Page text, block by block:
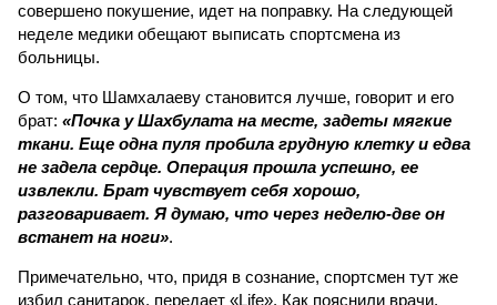
совершено покушение, идет на поправку. На следующей
неделе медики обещают выписать спортсмена из
больницы.
О том, что Шамхалаеву становится лучше, говорит и его
брат: «Почка у Шахбулата на месте, задеты мягкие
ткани. Еще одна пуля пробила грудную клетку и едва
не задела сердце. Операция прошла успешно, ее
извлекли. Брат чувствует себя хорошо,
разговаривает. Я думаю, что через неделю-две он
встанет на ноги».
Примечательно, что, придя в сознание, спортсмен тут же
избил санитарок, передает «Life». Как пояснили врачи,